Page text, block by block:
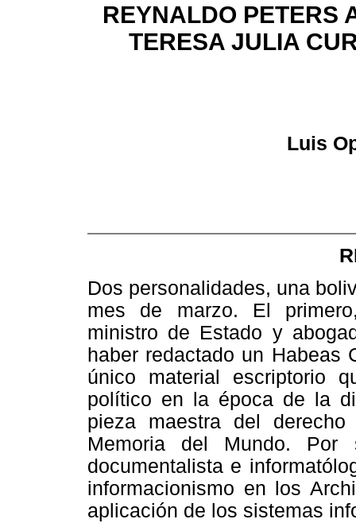
REYNALDO PETERS
TERESA JULIA
Luis
Dos personalidades, una
mes de marzo. El
ministro de Estado y
haber redactado un Habeas
único material escriptorio
político en la época de la
pieza maestra del
Memoria del Mundo. Por
documentalista e
informacionismo en los
aplicación de los sistemas